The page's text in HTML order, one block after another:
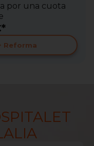
por una cuota
Reforma